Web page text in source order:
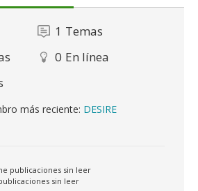
1 Temas
0 En línea
más reciente: DESIRE
publicaciones sin leer
sin leer